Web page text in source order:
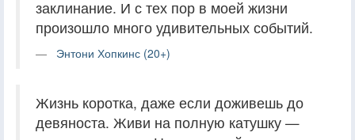
заклинание. И с тех пор в моей жизни
произошло много удивительных событий.
Энтони Хопкинс (20+)
Жизнь коротка, даже если доживешь до
девяноста. Живи на полную катушку —